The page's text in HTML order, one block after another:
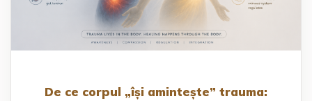
De ce corpul „își amintește” trauma: